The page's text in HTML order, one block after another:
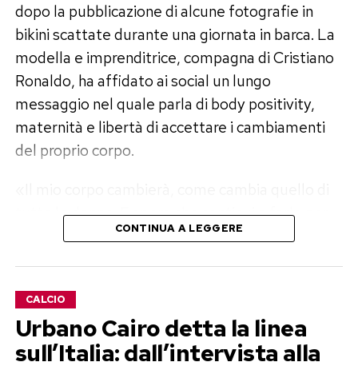
dopo la pubblicazione di alcune fotografie in
bikini scattate durante una giornata in barca. La
modella e imprenditrice, compagna di Cristiano
Ronaldo, ha affidato ai social un lungo
messaggio nel quale parla di body positivity,
maternità e libertà di accettare i cambiamenti
del proprio corpo.
tutte le donne. E spero che continui a farlo per
molti anni ancora, perché significherà che
polemica estiva in una riflessione più ampia
sull’immagine femminile.
CONTINUA A LEGGERE
CALCIO
Urbano Cairo detta la linea
sull’Italia: dall’intervista alla